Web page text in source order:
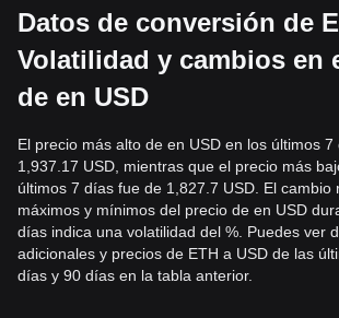
Datos de conversión de
Volatilidad y cambios en
de en USD
El precio más alto de en USD en los últimos
1,937.17 USD, mientras que el precio más
últimos 7 días fue de 1,827.7 USD. El cambio
máximos y mínimos del precio de en USD
días indica una volatilidad del %. Puedes ver
adicionales y precios de ETH a USD de las
días y 90 días en la tabla anterior.